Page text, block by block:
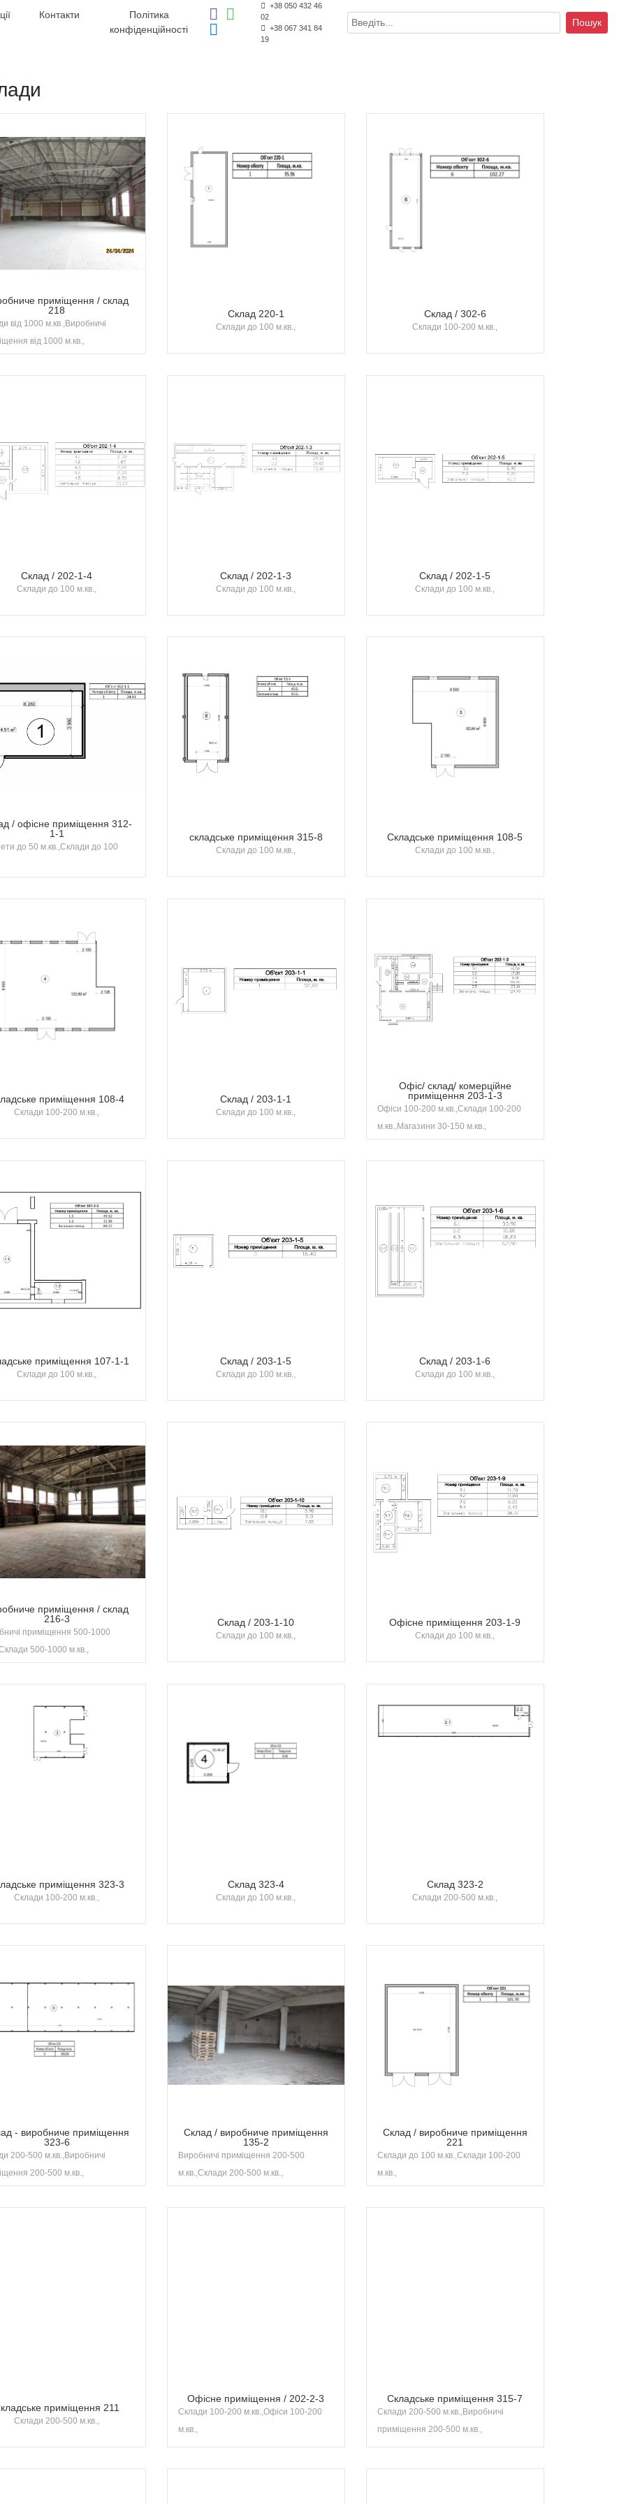
Контакти
Політика
конфіденційності
+38 050 432 46
02
+38 067 341 84
19
Пошук
приміщення / склад
218
від 1000 м.кв.,Виробничі
від 1000 м.кв.,
Склад 220-1
Склади до 100 м.кв.,
Склад / 302-6
Склади 100-200 м.кв.,
Склад / 202-1-4
Склади до 100 м.кв.,
Склад / 202-1-3
Склади до 100 м.кв.,
Склад / 202-1-5
Склади до 100 м.кв.,
/ офісне приміщення 312-
1-1
до 50 м.кв.,Склади до 100
складське приміщення 315-8
Склади до 100 м.кв.,
Складське приміщення 108-5
Склади до 100 м.кв.,
приміщення 108-4
Склади 100-200 м.кв.,
Склад / 203-1-1
Склади до 100 м.кв.,
Офіс/ склад/ комерційне
приміщення 203-1-3
Офіси 100-200 м.кв.,Склади 100-200
м.кв.,Магазини 30-150 м.кв.,
приміщення 107-1-1
Склади до 100 м.кв.,
Склад / 203-1-5
Склади до 100 м.кв.,
Склад / 203-1-6
Склади до 100 м.кв.,
приміщення / склад
216-3
приміщення 500-1000
500-1000 м.кв.,
Склад / 203-1-10
Склади до 100 м.кв.,
Офісне приміщення 203-1-9
Склади до 100 м.кв.,
приміщення 323-3
Склади 100-200 м.кв.,
Склад 323-4
Склади до 100 м.кв.,
Склад 323-2
Склади 200-500 м.кв.,
- виробниче приміщення
323-6
200-500 м.кв.,Виробничі
200-500 м.кв.,
Склад / виробниче приміщення
135-2
Виробничі приміщення 200-500
м.кв.,Склади 200-500 м.кв.,
Склад / виробниче приміщення
221
Склади до 100 м.кв.,Склади 100-200
м.кв.,
приміщення 211
Склади 200-500 м.кв.,
Офісне приміщення / 202-2-3
Склади 100-200 м.кв.,Офіси 100-200
м.кв.,
Складське приміщення 315-7
Склади 200-500 м.кв.,Виробничі
приміщення 200-500 м.кв.,